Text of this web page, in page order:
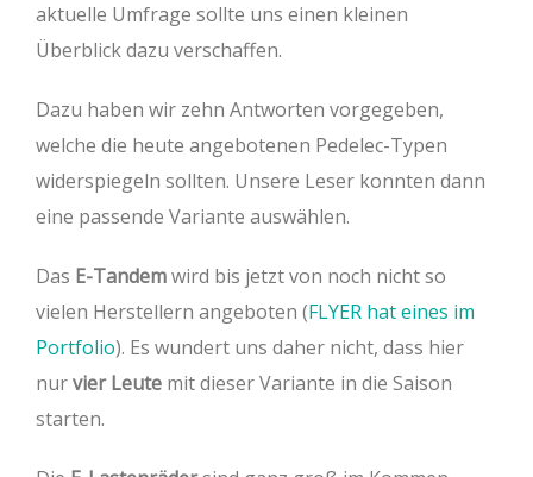
aktuelle Umfrage sollte uns einen kleinen
Überblick dazu verschaffen.
Dazu haben wir zehn Antworten vorgegeben,
welche die heute angebotenen Pedelec-Typen
widerspiegeln sollten. Unsere Leser konnten dann
eine passende Variante auswählen.
Das E-Tandemwird bis jetzt von noch nicht so
vielen Herstellern angeboten (FLYER hat eines im
Portfolio). Es wundert uns daher nicht, dass hier
nurvier Leute mit dieser Variante in die Saison
starten.